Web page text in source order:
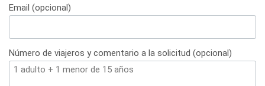
Email (opcional)
Número de viajeros y comentario a la solicitud (opcional)